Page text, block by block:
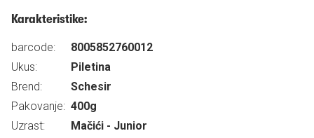
Karakteristike:
barcode:
8005852760012
Ukus:
Piletina
Brend:
Schesir
Pakovanje: 400g
Uzrast:
Mačići - Junior